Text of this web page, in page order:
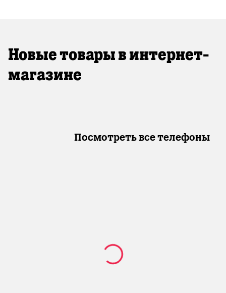
Новые товары в интернет-
магазине
Посмотреть все телефоны